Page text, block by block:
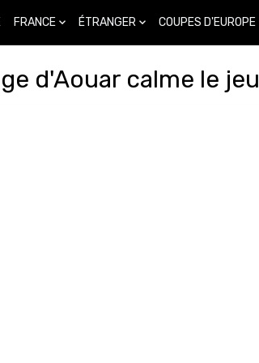
FRANCE ÉTRANGER COUPES D'EUROPE
d'Aouar calme le jeu